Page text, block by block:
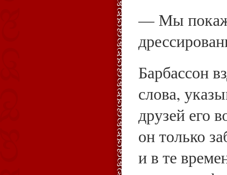
— Мы
Барбассон
слова,
друзей его
он только
и в те